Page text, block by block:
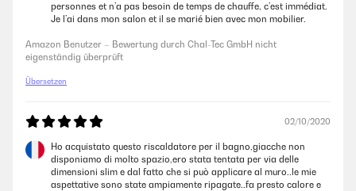
personnes et n’a pas besoin de temps de chauffe, c’est immédiat.
Je l’ai dans mon salon et il se marié bien avec mon mobilier.
Amazon Benutzer – Bewertung durch Chal-Tec GmbH nicht
eigenständig überprüft
Übersetzen
02/10/2020
Ho acquistato questo riscaldatore per il bagno,giacche non
disponiamo di molto spazio,ero stata tentata per via delle
dimensioni slim e dal fatto che si può applicare al muro..le mie
aspettative sono state ampiamente ripagate..fa presto calore e